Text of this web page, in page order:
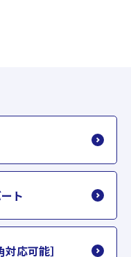
ト
応可能］